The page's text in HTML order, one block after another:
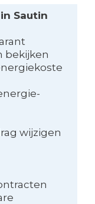
Sautin
bekijken
wijzigen